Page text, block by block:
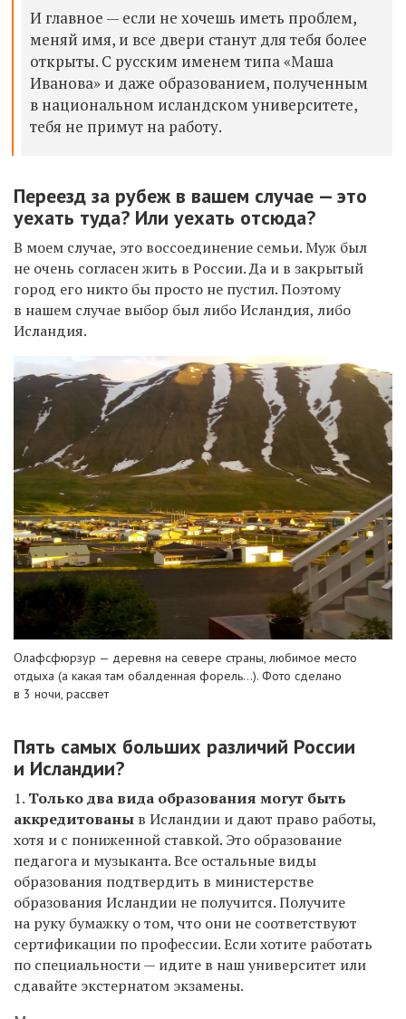
И главное — если не хочешь иметь проблем,
меняй имя, и все двери станут для тебя более
открыты. С русским именем типа «Маша
Иванова» и даже образованием, полученным
в национальном исландском университете,
тебя не примут на работу.
Переезд за рубеж в вашем случае — это
уехать туда? Или уехать отсюда?
В моем случае, это воссоединение семьи. Муж был
не очень согласен жить в России. Да и в закрытый
город его никто бы просто не пустил. Поэтому
в нашем случае выбор был либо Исландия, либо
Исландия.
Олафсфюрзур — деревня на севере страны, любимое место
отдыха (а какая там обалденная форель...). Фото сделано
в 3 ночи, рассвет
Пять самых больших различий России
и Исландии?
1. Только два вида образования могут быть
аккредитованы в Исландии и дают право работы,
хотя и с пониженной ставкой. Это образование
педагога и музыканта. Все остальные виды
образования подтвердить в министерстве
образования Исландии не получится. Получите
на руку бумажку о том, что они не соответствуют
сертификации по профессии. Если хотите работать
по специальности — идите в наш университет или
сдавайте экстернатом экзамены.